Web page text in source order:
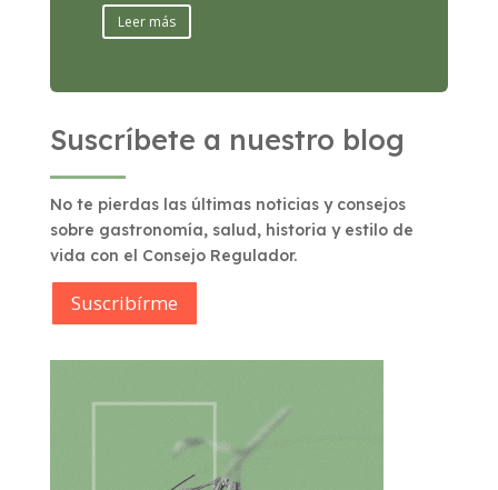
Leer más
Suscríbete a nuestro blog
No te pierdas las últimas noticias y consejos
sobre gastronomía, salud, historia y estilo de
vida con el Consejo Regulador.
Suscribírme